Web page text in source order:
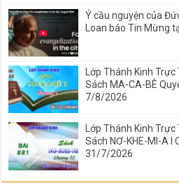
Ý cầu nguyện của
Loan báo Tin Mừng
Lớp Thánh Kinh Trực
Sách MA-CA-BÊ
7/8/2026
Lớp Thánh Kinh Trực
Sách NƠ-KHE-MI-A I
31/7/2026